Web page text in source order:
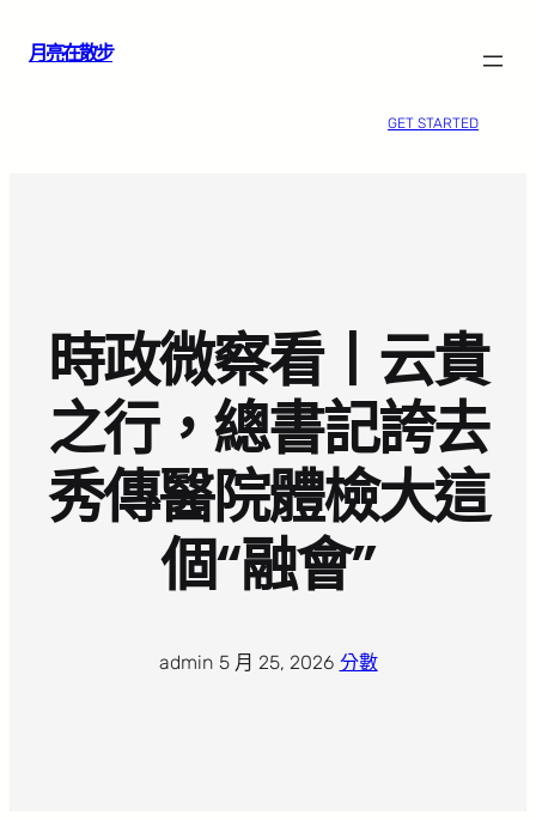
月亮在散步
GET STARTED
時政微察看丨云貴
之行，總書記誇去
秀傳醫院體檢大這
個“融會”
admin· 5 月 25, 2026· 分數